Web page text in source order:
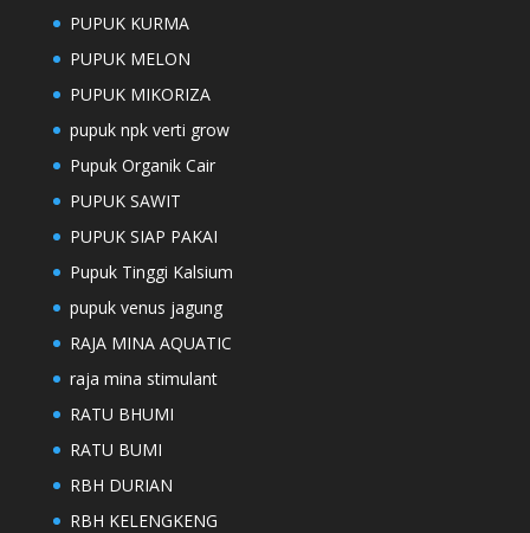
PUPUK KURMA
PUPUK MELON
PUPUK MIKORIZA
pupuk npk verti grow
Pupuk Organik Cair
PUPUK SAWIT
PUPUK SIAP PAKAI
Pupuk Tinggi Kalsium
pupuk venus jagung
RAJA MINA AQUATIC
raja mina stimulant
RATU BHUMI
RATU BUMI
RBH DURIAN
RBH KELENGKENG